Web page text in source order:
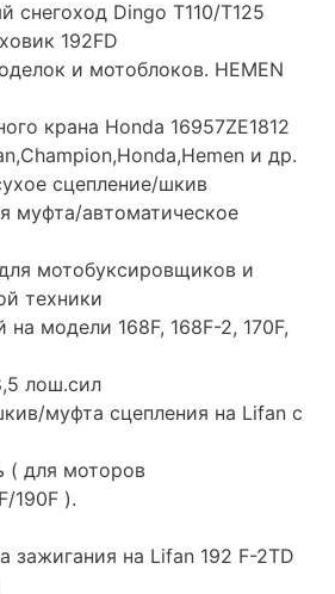
снегоход Dingo T110/T125
192FD
и мотоблоков. HEMEN
крана Honda 16957ZE1812
и др.
сцепление/шкив
муфта/автоматическое
мотобуксировщиков и
техники
на модели 168F, 168F-2, 170F,
лош.сил
муфта сцепления на Lifan с
( для моторов
190F ).
зажигания на Lifan 192 F-2TD